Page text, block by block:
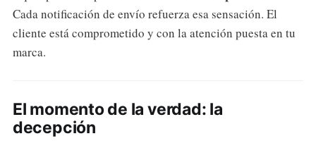
Cada notificación de envío refuerza esa sensación. El
cliente está comprometido y con la atención puesta en tu
marca.
El momento de la verdad: la
decepción